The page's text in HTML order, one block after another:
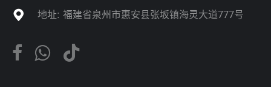
 地址: 福建省泉州市惠安县张坂镇海灵大道777号